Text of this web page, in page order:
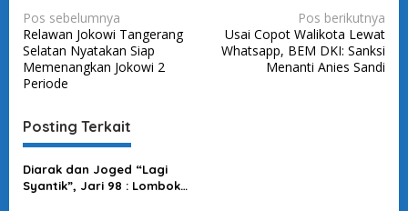
N
a
v
i
g
a
s
i
Pos sebelumnya
Relawan Jokowi Tangerang
Selatan Nyatakan Siap
Memenangkan Jokowi 2
Periode
Pos berikutnya
Usai Copot Walikota Lewat
Whatsapp, BEM DKI: Sanksi
Menanti Anies Sandi
Posting Terkait
Diarak dan Joged “Lagi
Syantik”, Jari 98 : Lombok